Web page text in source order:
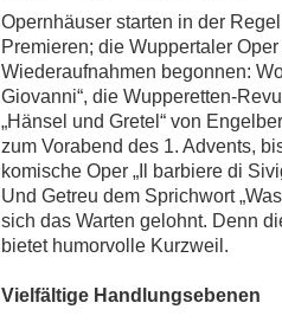
Opernhäuser starten in der
Premieren; die Wuppertaler
Wiederaufnahmen begonnen:
Giovanni“, die Wupperetten-
„Hänsel und Gretel“ von
zum Vorabend des 1. Advents,
komische Oper „Il barbiere di
Und Getreu dem Sprichwort
sich das Warten gelohnt. Denn
bietet humorvolle Kurzweil.
Vielfältige Handlungsebenen